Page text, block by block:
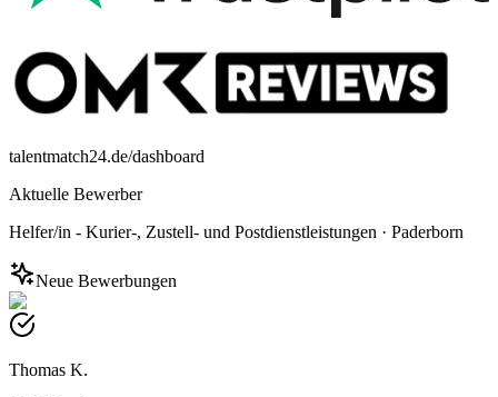
talentmatch24.de/dashboard
Aktuelle Bewerber
Helfer/in - Kurier-, Zustell- und Postdienstleistungen · Paderborn
Neue Bewerbungen
Thomas K.